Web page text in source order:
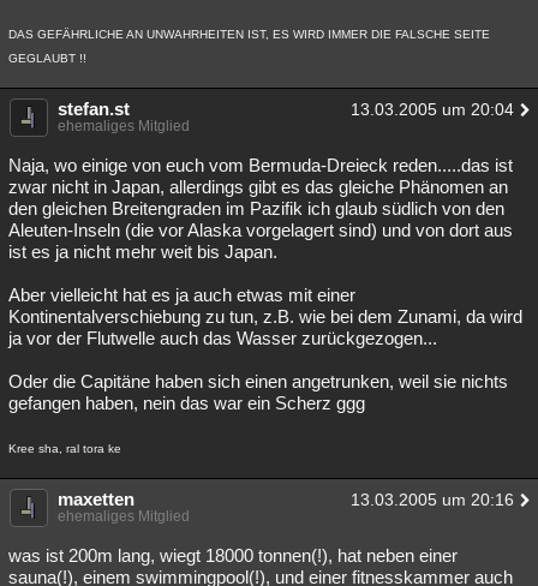
DAS GEFÄHRLICHE AN UNWAHRHEITEN IST, ES WIRD IMMER DIE FALSCHE SEITE
GEGLAUBT !!
stefan.st 13.03.2005 um 20:04
ehemaliges Mitglied
Naja, wo einige von euch vom Bermuda-Dreieck reden.....das ist
zwar nicht in Japan, allerdings gibt es das gleiche Phänomen an
den gleichen Breitengraden im Pazifik ich glaub südlich von den
Aleuten-Inseln (die vor Alaska vorgelagert sind) und von dort aus
ist es ja nicht mehr weit bis Japan.
Aber vielleicht hat es ja auch etwas mit einer
Kontinentalverschiebung zu tun, z.B. wie bei dem Zunami, da wird
ja vor der Flutwelle auch das Wasser zurückgezogen...
Oder die Capitäne haben sich einen angetrunken, weil sie nichts
gefangen haben, nein das war ein Scherz ggg
Kree sha, ral tora ke
maxetten 13.03.2005 um 20:16
ehemaliges Mitglied
was ist 200m lang, wiegt 18000 tonnen(!), hat neben einer
sauna(!), einem swimmingpool(!), und einer fitnesskammer auch